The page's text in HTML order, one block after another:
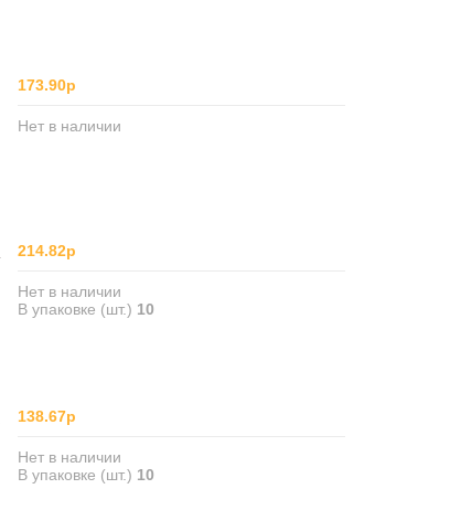
173.90р
Нет в наличии
214.82р
Нет в наличии
В упаковке (шт.) 10
138.67р
Нет в наличии
В упаковке (шт.) 10